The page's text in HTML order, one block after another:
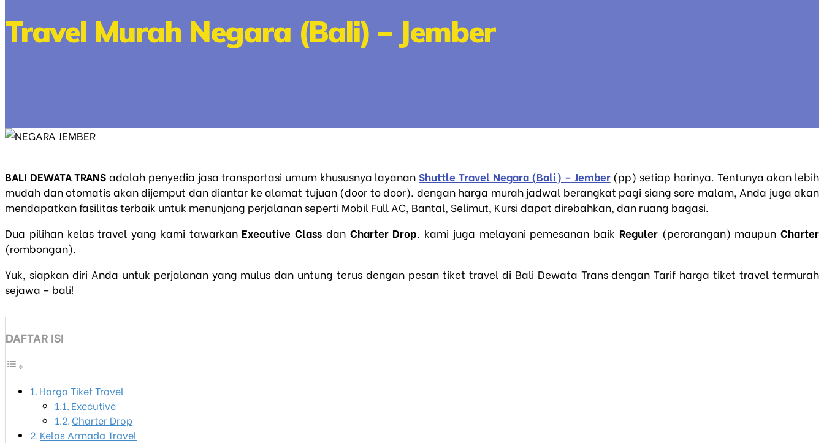
Travel Murah Negara (Bali) – Jember
BALI DEWATA TRANS adalah penyedia jasa transportasi umum khususnya layananShuttle Travel Negara (Bali) – Jember(pp) setiap harinya. Tentunya akan lebih
mudah dan otomatis akan dijemput dan diantar ke alamat tujuan (door to door). dengan harga murah jadwal berangkat pagi siang sore malam, Anda juga akan
mendapatkan fasilitas terbaik untuk menunjang perjalanan seperti Mobil Full AC, Bantal, Selimut, Kursi dapat direbahkan, dan ruang bagasi.
Dua pilihan kelas travel yang kami tawarkanExecutive Class dan Charter Drop. kami juga melayani pemesanan baik Reguler(perorangan) maupun Charter
(rombongan).
Yuk, siapkan diri Anda untuk perjalanan yang mulus dan untung terus dengan pesan tiket travel di Bali Dewata Trans dengan Tarif harga tiket travel termurah
sejawa – bali!
DAFTAR ISI
Harga Tiket Travel
Executive
Charter Drop
Kelas Armada Travel